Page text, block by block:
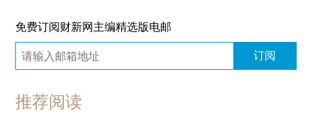
免费订阅财新网主编精选版电邮
订阅
推荐阅读